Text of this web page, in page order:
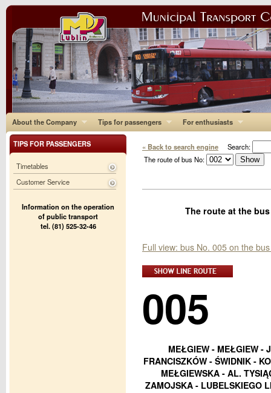
About the Company Tips for passengers For enthusiasts
« Back to search engine Search:
The route of bus No:
The route at the
Full view: bus No. 005 on the
005
MEŁGIEW - MEŁGIEW -
FRANCISZKÓW - ŚWIDNIK -
MEŁGIEWSKA - AL.
ZAMOJSKA - LUBELSKIEGO
TIPS FOR PASSENGERS
Timetables
Customer Service
Information on the operation
of public transport
tel. (81) 525-32-46